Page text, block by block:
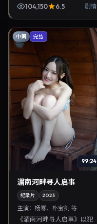
见面，对白精炼，适合晚间
104,150 6.5 剧情
中国 完结
99:24
湄南河畔寻人启事
纪录片 2023
主演： 杨幂、朴宝剑 等
《湄南河畔寻人启事》以犯